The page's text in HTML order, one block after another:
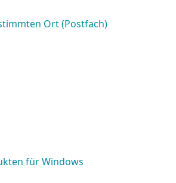
Ort (Postfach)
für Windows